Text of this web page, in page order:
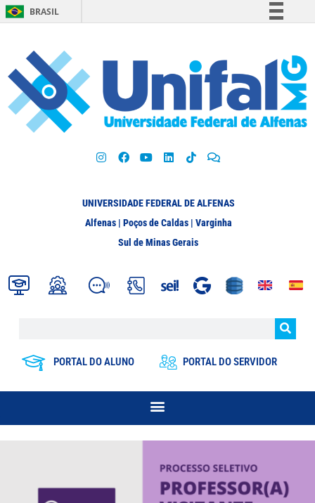
BRASIL
Participe
Acesso à informação
Legislação
UNIVERSIDADE FEDERAL DE ALFENAS
Alfenas | Poços de Caldas | Varginha
Sul de Minas Gerais
PORTAL DO ALUNO PORTAL DO SERVIDOR